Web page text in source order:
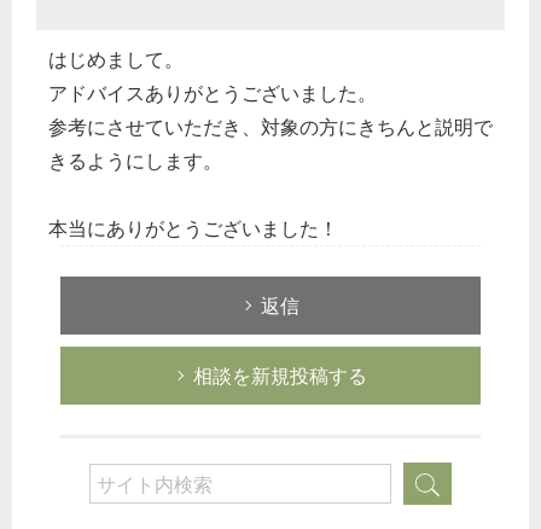
はじめまして。
アドバイスありがとうございました。
参考にさせていただき、対象の方にきちんと説明で
きるようにします。
本当にありがとうございました！
返信
相談を新規投稿する